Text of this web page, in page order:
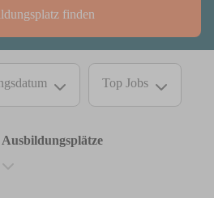
finden
Top Jobs
Ausbildungsplätze